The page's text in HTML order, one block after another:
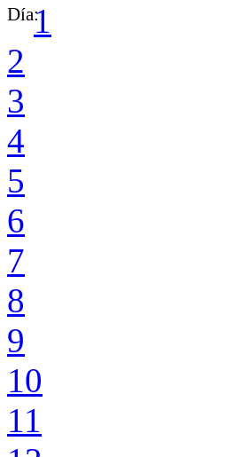
Día:1
2
3
4
5
6
7
8
9
10
11